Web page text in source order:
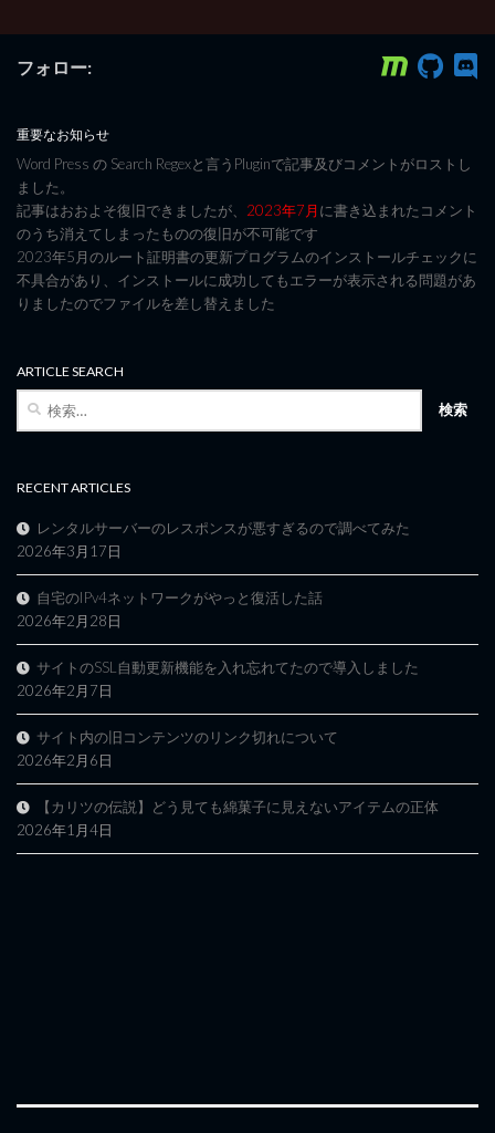
フォロー:
重要なお知らせ
Word Press の Search Regexと言うPluginで記事及びコメントがロストし
ました。
記事はおおよそ復旧できましたが、 2023年7月に書き込まれたコメント
のうち消えてしまったものの復旧が不可能です
2023年5月のルート証明書の更新プログラムのインストールチェックに
不具合があり、インストールに成功してもエラーが表示される問題があ
りましたのでファイルを差し替えました
ARTICLE SEARCH
RECENT ARTICLES
レンタルサーバーのレスポンスが悪すぎるので調べてみた
2026年3月17日
自宅のIPv4ネットワークがやっと復活した話
2026年2月28日
サイトのSSL自動更新機能を入れ忘れてたので導入しました
2026年2月7日
サイト内の旧コンテンツのリンク切れについて
2026年2月6日
【カリツの伝説】どう見ても綿菓子に見えないアイテムの正体
2026年1月4日